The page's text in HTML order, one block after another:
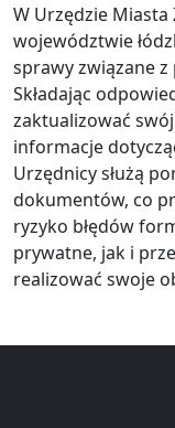
W Urzędzie
województwie
sprawy związane
Składając
zaktualizować
informacje
Urzędnicy służą
dokumentów, co
ryzyko błędów
prywatne, jak i
realizować swoje